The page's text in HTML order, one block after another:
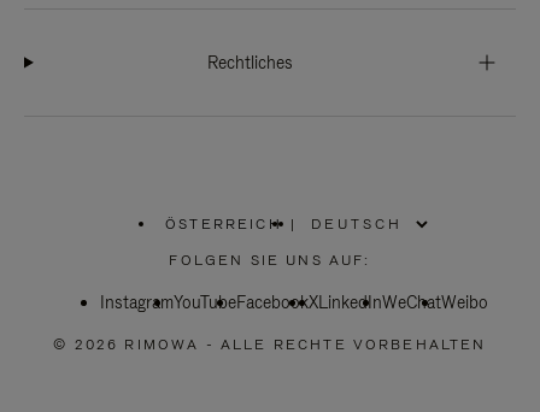
Rechtliches
ÖSTERREICH
WÄHLEN
SIE
REGION
|
FOLGEN SIE UNS AUF:
InstagramYouTubeFacebookXLinkedInWeChatWeibo
© 2026 RIMOWA - ALLE RECHTE VORBEHALTEN